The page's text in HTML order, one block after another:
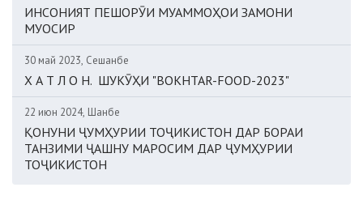
ИНСОНИЯТ ПЕШОРӮИ МУАММОҲОИ ЗАМОНИ
МУОСИР
30 май 2023, Сешанбе
Х А Т Л О Н. ШУКӮҲИ "BOKHTAR-FOOD-2023"
22 июн 2024, Шанбе
ҚОНУНИ ҶУМҲУРИИ ТОҶИКИСТОН ДАР БОРАИ
ТАНЗИМИ ҶАШНУ МАРОСИМ ДАР ҶУМҲУРИИ
ТОҶИКИСТОН